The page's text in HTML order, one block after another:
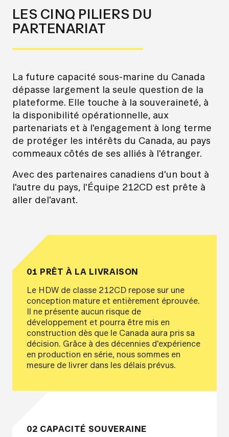
LES CINQ PILIERS DU
PARTENARIAT
La future capacité sous-marine du Canada
dépasse largement la seule question de la
plateforme. Elle touche à la souveraineté, à
la disponibilité opérationnelle, aux
partenariats et à l'engagement à long terme
de protéger les intérêts du Canada, au pays
commeaux côtés de ses alliés à l'étranger.
Avec des partenaires canadiens d'un bout à
l'autre du pays, l'Équipe 212CD est prête à
aller del'avant.
01 PRÊT À LA LIVRAISON
Le HDW de classe 212CD repose sur une
conception mature et entièrement éprouvée.
Il ne présente aucun risque de
développement et pourra être mis en
construction dès que le Canada aura pris sa
décision. Grâce à des décennies d'expérience
en production en série, nous sommes en
mesure de livrer dans les délais prévus.
02 CAPACITÉ SOUVERAINE